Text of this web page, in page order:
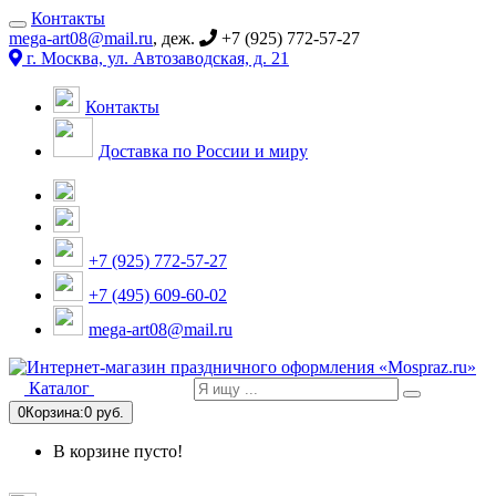
Контакты
mega-art08@mail.ru, деж.
+7 (925) 772-57-27
г. Москва, ул. Автозаводская, д. 21
Контакты
Доставка по России и миру
+7 (925) 772-57-27
+7 (495) 609-60-02
mega-art08@mail.ru
Каталог
0Корзина:0 руб.
В корзине пусто!